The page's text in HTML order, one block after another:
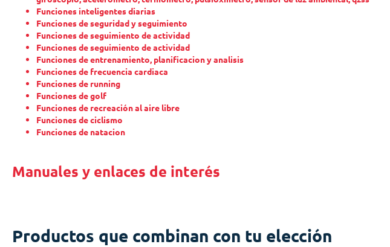
Funciones inteligentes diarias
Funciones de seguridad y seguimiento
Funciones de seguimiento de actividad
Funciones de seguimiento de actividad
Funciones de entrenamiento, planificacion y analisis
Funciones de frecuencia cardiaca
Funciones de running
Funciones de golf
Funciones de recreación al aire libre
Funciones de ciclismo
Funciones de natacion
Manuales y enlaces de interés
Productos que combinan con tu elección